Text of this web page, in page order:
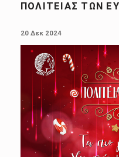
ΠΟΛΙΤΕΊΑΣ ΤΩΝ
20 Δεκ 2024